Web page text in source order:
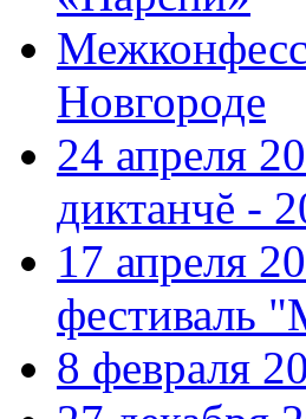
Новгороде
24 апреля
диктанчĕ -
17 апреля
фестиваль
8 февраля